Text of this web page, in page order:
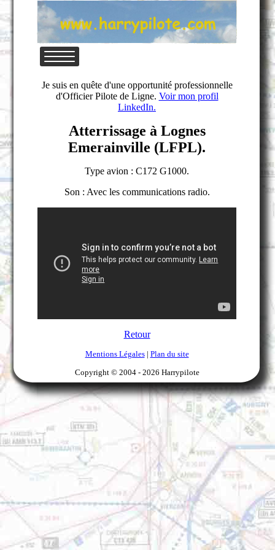
Je suis en quête d'une opportunité professionnelle
d'Officier Pilote de Ligne. Voir mon profil
LinkedIn.
Atterrissage à Lognes
Emerainville (LFPL).
Type avion : C172 G1000.
Son : Avec les communications radio.
Retour
Mentions Légales| Plan du site
Copyright © 2004 - 2026 Harrypilote